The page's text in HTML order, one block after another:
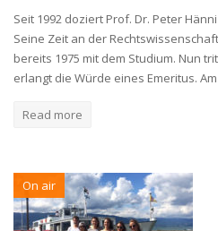
Seit 1992 doziert Prof. Dr. Peter
Seine Zeit an der
bereits 1975 mit dem Studium. Nun
erlangt die Würde eines Emeritus.
Read more
On air